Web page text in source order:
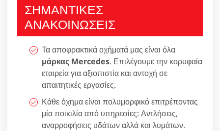
ΣΗΜΑΝΤΙΚΕΣ
ΑΝΑΚΟΙΝΩΣΕΙΣ
Τα αποφρακτικά οχήματά μας είναι όλα
μάρκας Mercedes. Επιλέγουμε την κορυφαία
εταιρεία για αξιοπιστία και αντοχή σε
απαιτητικές εργασίες.
Κάθε όχημα είναι πολυμορφικό επιτρέποντας
μία ποικιλία από υπηρεσίες: Αντλήσεις,
αναρροφήσεις υδάτων αλλά και λυμάτων.